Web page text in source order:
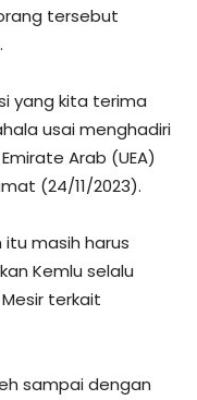
tersebut
yang kita terima
usai menghadiri
Arab (UEA)
(24/11/2023).
masih harus
Kemlu selalu
terkait
sampai dengan